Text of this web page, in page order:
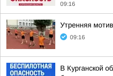
09:16
Утренняя
09:16
В Курганской